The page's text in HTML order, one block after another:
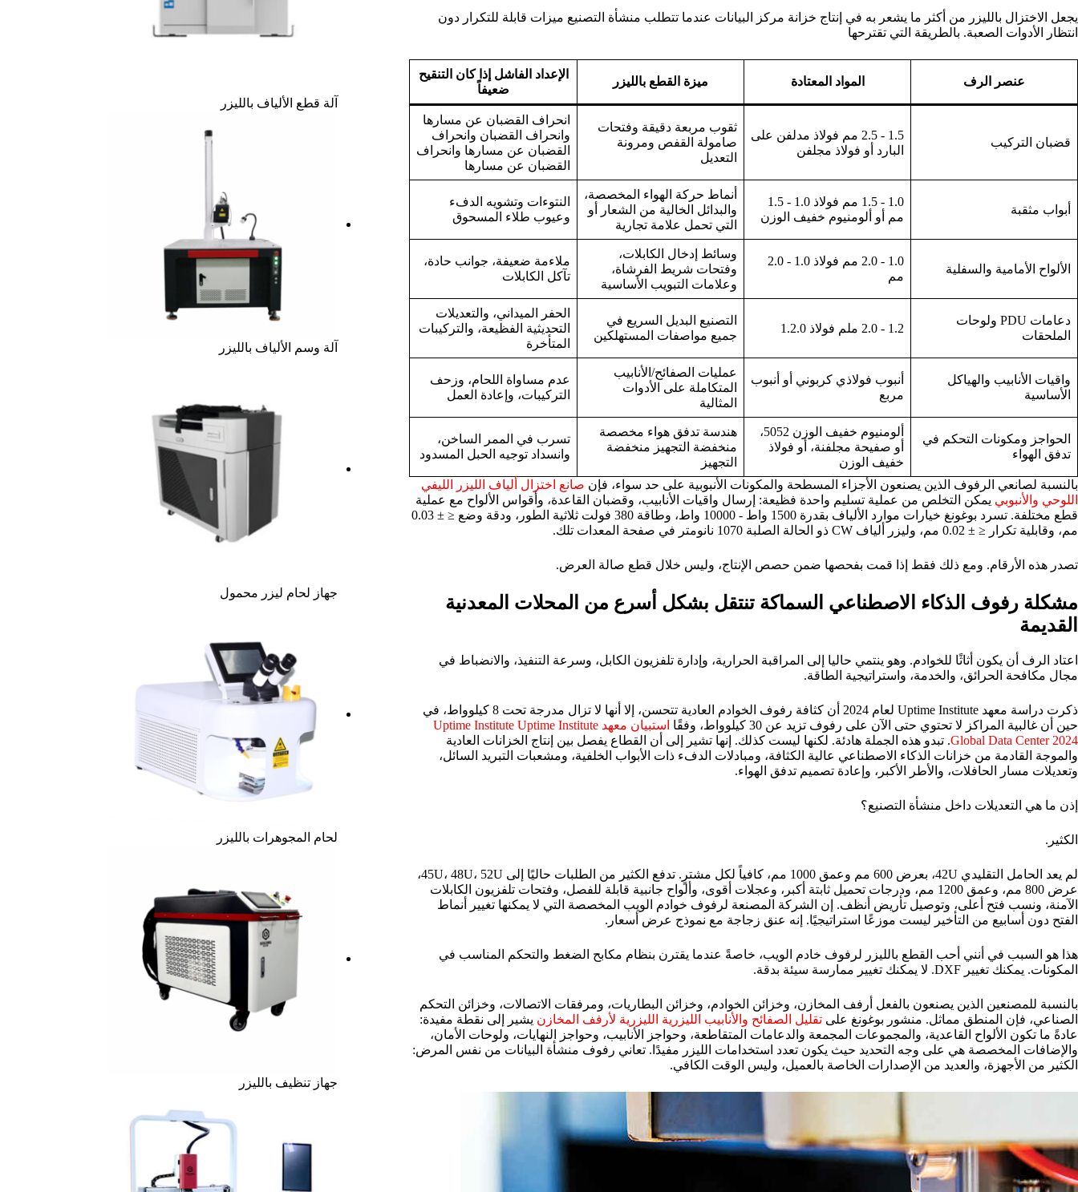
يجعل الاختزال بالليزر من أكثر ما يشعر به في إنتاج خزانة مركز البيانات عندما تتطلب منشأة التصنيع ميزات قابلة للتكرار دون
انتظار الأدوات الصعبة. بالطريقة التي تقترحها
عنصر الرف المواد المعتادة ميزة القطع بالليزر
الإعداد الفاشل إذا كان التنقيح
ضعيفاً
قضبان التركيب
1.5 - 2.5 مم فولاذ مدلفن على
البارد أو فولاذ مجلفن
ثقوب مربعة دقيقة وفتحات
صامولة القفص ومرونة
التعديل
انحراف القضبان عن مسارها
وانحراف القضبان وانحراف
القضبان عن مسارها وانحراف
القضبان عن مسارها
أبواب مثقبة
1.0 - 1.5 مم فولاذ 1.0 - 1.5
مم أو ألومنيوم خفيف الوزن
أنماط حركة الهواء المخصصة،
والبدائل الخالية من الشعار أو
التي تحمل علامة تجارية
النتوءات وتشويه الدفء
وعيوب طلاء المسحوق
الألواح الأمامية والسفلية
1.0 - 2.0 مم فولاذ 1.0 - 2.0
مم
وسائط إدخال الكابلات،
وفتحات شريط الفرشاة،
وعلامات التبويب الأساسية
ملاءمة ضعيفة، جوانب حادة،
تآكل الكابلات
دعامات PDU ولوحات
الملحقات
1.2 - 2.0 ملم فولاذ 1.2.0
التصنيع البديل السريع في
جميع مواصفات المستهلكين
الحفر الميداني، والتعديلات
التحديثية الفظيعة، والتركيبات
المتأخرة
واقيات الأنابيب والهياكل
الأساسية
أنبوب فولاذي كربوني أو أنبوب
مربع
عمليات الصفائح/الأنابيب
المتكاملة على الأدوات
المثالية
عدم مساواة اللحام، وزحف
التركيبات، وإعادة العمل
الحواجز ومكونات التحكم في
تدفق الهواء
ألومنيوم خفيف الوزن 5052،
أو صفيحة مجلفنة، أو فولاذ
خفيف الوزن
هندسة تدفق هواء مخصصة
منخفضة التجهيز منخفضة
التجهيز
تسرب في الممر الساخن،
وانسداد توجيه الحبل المسدود
بالنسبة لصانعي الرفوف الذين يصنعون الأجزاء المسطحة والمكونات الأنبوبية على حد سواء، فإن صانع اختزال ألياف الليزر الليفي
اللوحي والأنبوبي يمكن التخلص من عملية تسليم واحدة فظيعة: إرسال واقيات الأنابيب، وقضبان القاعدة، وأقواس الألواح مع عملية
قطع مختلفة. تسرد بوغونغ خيارات موارد الألياف بقدرة 1500 واط - 10000 واط، وطاقة 380 فولت ثلاثية الطور، ودقة وضع ≤ ± 0.03
مم، وقابلية تكرار ≤ ± 0.02 مم، وليزر ألياف CW ذو الحالة الصلبة 1070 نانومتر في صفحة المعدات تلك.
تصدر هذه الأرقام. ومع ذلك فقط إذا قمت بفحصها ضمن حصص الإنتاج، وليس خلال قطع صالة العرض.
مشكلة رفوف الذكاء الاصطناعي السماكة تنتقل بشكل أسرع من المحلات المعدنية
القديمة
اعتاد الرف أن يكون أثاثًا للخوادم. وهو ينتمي حاليا إلى المراقبة الحرارية، وإدارة تلفزيون الكابل، وسرعة التنفيذ، والانضباط في
مجال مكافحة الحرائق، والخدمة، واستراتيجية الطاقة.
ذكرت دراسة معهد Uptime Institute لعام 2024 أن كثافة رفوف الخوادم العادية تتحسن، إلا أنها لا تزال مدرجة تحت 8 كيلوواط، في
حين أن غالبية المراكز لا تحتوي حتى الآن على رفوف تزيد عن 30 كيلوواط، وفقًا
استبيان معهد Uptime Institute Uptime Institute
Global Data Center 2024. تبدو هذه الجملة هادئة. لكنها ليست كذلك. إنها تشير إلى أن القطاع يفصل بين إنتاج الخزانات العادية
والموجة القادمة من خزانات الذكاء الاصطناعي عالية الكثافة، ومبادلات الدفء ذات الأبواب الخلفية، ومشعبات التبريد السائل،
وتعديلات مسار الحافلات، والأطر الأكبر، وإعادة تصميم تدفق الهواء.
إذن ما هي التعديلات داخل منشأة التصنيع؟
الكثير.
لم يعد الحامل التقليدي 42U، بعرض 600 مم وعمق 1000 مم، كافياً لكل مشترٍ. تدفع الكثير من الطلبات حاليًا إلى 45U، 48U، 52U،
عرض 800 مم، وعمق 1200 مم، ودرجات تحميل ثابتة أكبر، وعجلات أقوى، وألواح جانبية قابلة للفصل، وفتحات تلفزيون الكابلات
الآمنة، ونسب فتح أعلى، وتوصيل تأريض أنظف. إن الشركة المصنعة لرفوف خوادم الويب المخصصة التي لا يمكنها تغيير أنماط
الفتح دون أسابيع من التأخير ليست موزعًا استراتيجيًا. إنه عنق زجاجة مع نموذج عرض أسعار.
هذا هو السبب في أنني أحب القطع بالليزر لرفوف خادم الويب، خاصةً عندما يقترن بنظام مكابح الضغط والتحكم المناسب في
المكونات. يمكنك تغيير DXF. لا يمكنك تغيير ممارسة سيئة بدقة.
بالنسبة للمصنعين الذين يصنعون بالفعل أرفف المخازن، وخزائن الخوادم، وخزائن البطاريات، ومرفقات الاتصالات، وخزائن التحكم
الصناعي، فإن المنطق مماثل. منشور بوغونغ على تقليل الصفائح والأنابيب الليزرية الليزرية لأرفف المخازن يشير إلى نقطة مفيدة:
عادةً ما تكون الألواح القاعدية، والمجموعات المجمعة والدعامات المتقاطعة، وحواجز الأنابيب، وحواجز النهايات، ولوحات الأمان،
والإضافات المخصصة هي على وجه التحديد حيث يكون تعدد استخدامات الليزر مفيدًا. تعاني رفوف منشأة البيانات من نفس المرض:
الكثير من الأجهزة، والعديد من الإصدارات الخاصة بالعميل، وليس الوقت الكافي.
آلة قطع الألياف بالليزر
آلة وسم الألياف بالليزر
جهاز لحام ليزر محمول
لحام المجوهرات بالليزر
جهاز تنظيف بالليزر